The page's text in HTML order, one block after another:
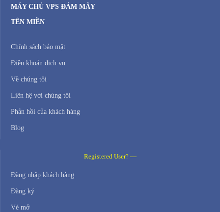
MÁY CHỦ VPS ĐÁM MÂY
TÊN MIỀN
Chính sách bảo mật
Điều khoản dịch vụ
Về chúng tôi
Liên hệ với chúng tôi
Phản hồi của khách hàng
Blog
Registered User? —
Đăng nhập khách hàng
Đăng ký
Vé mở